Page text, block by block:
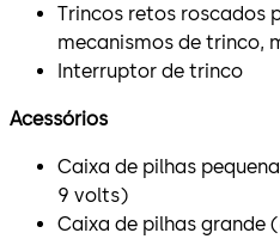
Trincos retos roscados
mecanismos de trinco,
Interruptor de trinco
Acessórios
Caixa de pilhas
9 volts)
Caixa de pilhas grande